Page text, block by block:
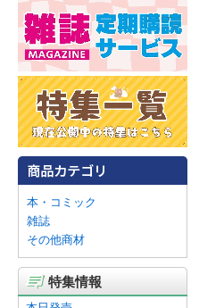
本・コミック
雑誌
その他商材
特集情報